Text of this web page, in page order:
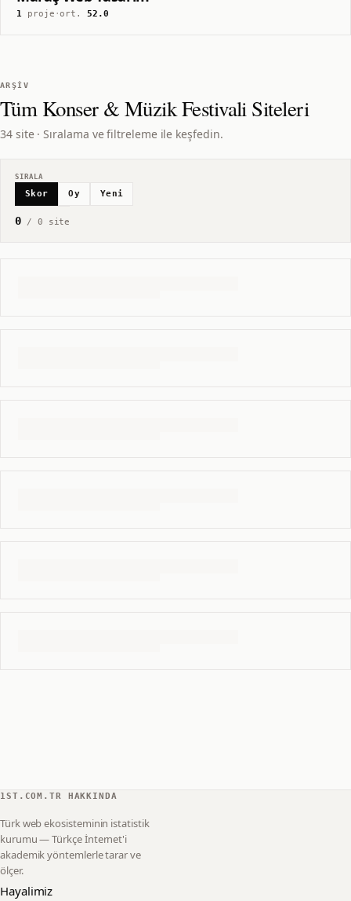
1proje ·ort.52.0
ARŞIV
TümKonser & Müzik FestivaliSiteleri
34 site · Sıralama ve filtreleme ile keşfedin.
SIRALA
Skor Oy Yeni
0/ 0 site
1ST.COM.TR HAKKINDA
Türk web ekosisteminin istatistik
kurumu — Türkçe İnternet'i
akademik yöntemlerle tarar ve
ölçer.
Hayalimiz